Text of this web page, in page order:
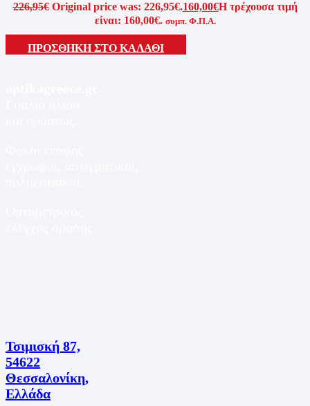
226,95€ Original price was: 226,95€.160,00€Η τρέχουσα τιμή
είναι: 160,00€. συμπ. Φ.Π.Α.
ΠΡΟΣΘΗΚΗ ΣΤΟ ΚΑΛΑΘΙ
Τσιμισκή 87,
54622
Θεσσαλονίκη,
Ελλάδα